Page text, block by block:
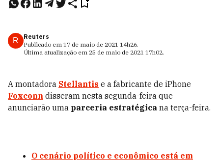
R
Reuters
Publicado em 17 de maio de 2021 14h26.
Última atualização em 25 de maio de 2021 17h02.
A montadora Stellantis e a fabricante de iPhone
Foxconn disseram nesta segunda-feira que
anunciarão uma parceria estratégica na terça-feira.
O cenário político e econômico está em